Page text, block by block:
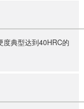
度典型达到40HRC的